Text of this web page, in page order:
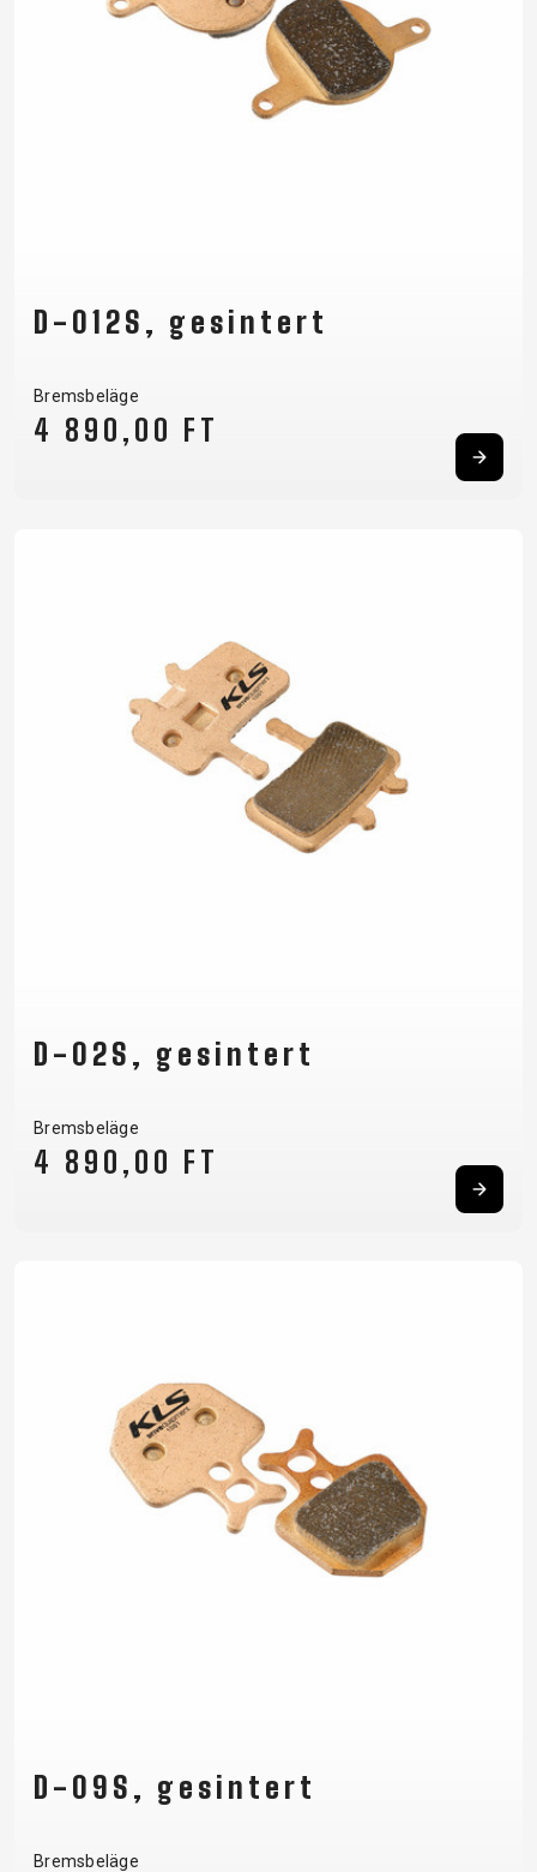
D-012S, gesintert
Bremsbeläge
4 890,00 FT
D-02S, gesintert
Bremsbeläge
4 890,00 FT
D-09S, gesintert
Bremsbeläge